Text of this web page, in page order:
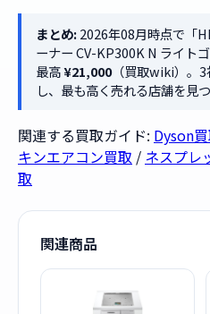
まとめ:2026年08月時点で「
ーナー CV-KP300K N ライト
最高¥21,000（買取wiki）。3
し、最も高く売れる店舗を見
関連する買取ガイド: Dyson
キンエアコン買取 / ネスプレ
取
関連商品